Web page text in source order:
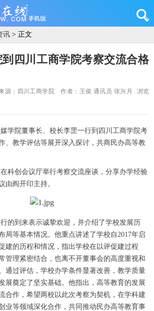
讯 > 正文
四川工商学院考察交流合格
源：四川工商学院 作者：王俊 通讯员 张兴月
浏览
学院董事长、校长李罡一行到四川工商学院考
、教学评估等展开深入探讨，共商民办高等教
科创会议厅举行考察交流座谈，分享办学经验
由阎开印主持。
的到来表示诚挚欢迎，并介绍了学校发展历
局等基本情况。他重点讲述了学校自2017年启
建的历程和情况，指出学校在以评促建过程
管理紧密结合，也离不开董事会的高度重视和
通过评估，学校办学条件显著改善，教学质量
展奠定了坚实基础。他指出，高等教育的发展
合作，希望两校以此次考察为契机，在学科建
业等领域深化合作，共同推动民办高等教育事